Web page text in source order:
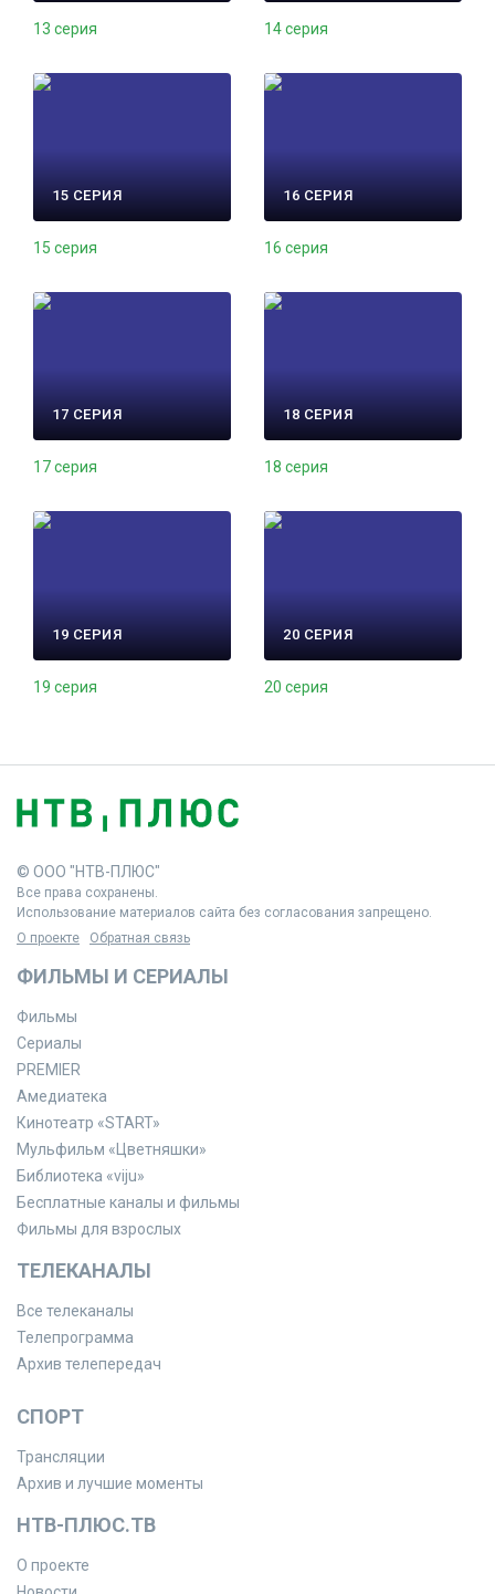
13 серия 14 серия
15 СЕРИЯ
15 серия
16 СЕРИЯ
16 серия
17 СЕРИЯ
17 серия
18 СЕРИЯ
18 серия
19 СЕРИЯ
19 серия
20 СЕРИЯ
20 серия
© ООО "НТВ-ПЛЮС"
Все права сохранены.
Использование материалов сайта без согласования запрещено.
О проекте
Обратная связь
ФИЛЬМЫ И СЕРИАЛЫ
Фильмы
Сериалы
PREMIER
Амедиатека
Кинотеатр «START»
Мульфильм «Цветняшки»
Библиотека «viju»
Бесплатные каналы и фильмы
Фильмы для взрослых
ТЕЛЕКАНАЛЫ
Все телеканалы
Телепрограмма
Архив телепередач
СПОРТ
Трансляции
Архив и лучшие моменты
НТВ-ПЛЮС.ТВ
О проекте